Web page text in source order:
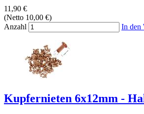
11,90 €
(Netto 10,00 €)
Anzahl
In den
Kupfernieten 6x12mm -